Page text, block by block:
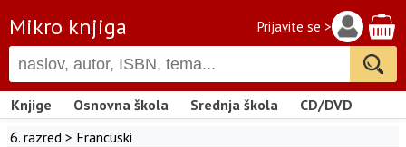
Mikro knjiga Prijavite se >
Knjige Osnovna škola Srednja škola
CD/DVD
6. razred > Francuski